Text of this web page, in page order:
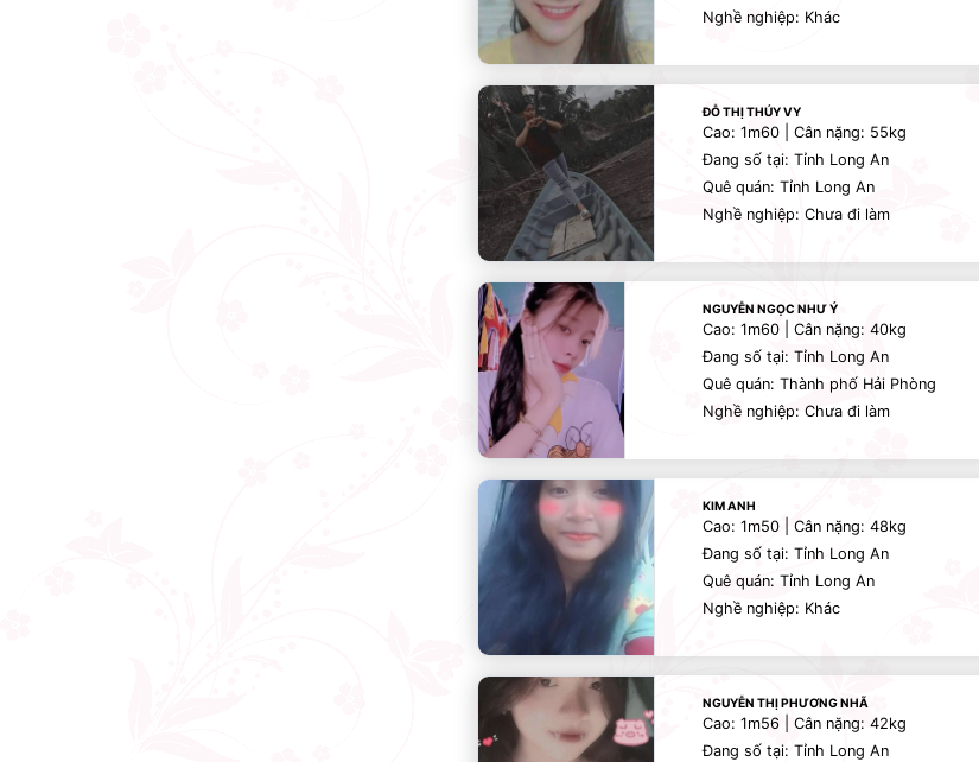
Nghề nghiệp: Khác
ĐỖ THỊ THÚY VY
Cao: 1m60 | Cân nặng: 55kg
Đang số tại: Tỉnh Long An
Quê quán: Tỉnh Long An
Nghề nghiệp: Chưa đi làm
NGUYỄN NGỌC NHƯ Ý
Cao: 1m60 | Cân nặng: 40kg
Đang số tại: Tỉnh Long An
Quê quán: Thành phố Hải Phòng
Nghề nghiệp: Chưa đi làm
KIM ANH
Cao: 1m50 | Cân nặng: 48kg
Đang số tại: Tỉnh Long An
Quê quán: Tỉnh Long An
Nghề nghiệp: Khác
NGUYỄN THỊ PHƯƠNG NHÃ
Cao: 1m56 | Cân nặng: 42kg
Đang số tại: Tỉnh Long An